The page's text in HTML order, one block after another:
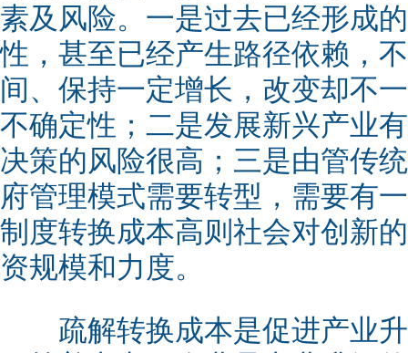
素及风险。一是过去已经形成
性，甚至已经产生路径依赖，
间、保持一定增长，改变却不
不确定性；二是发展新兴产业
决策的风险很高；三是由管传
府管理模式需要转型，需要有
制度转换成本高则社会对创新
资规模和力度。
疏解转换成本是促进产业升